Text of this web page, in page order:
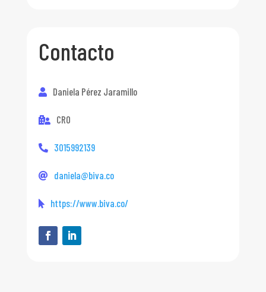
Contacto
Daniela Pérez Jaramillo
CRO
3015992139
daniela@biva.co
https://www.biva.co/